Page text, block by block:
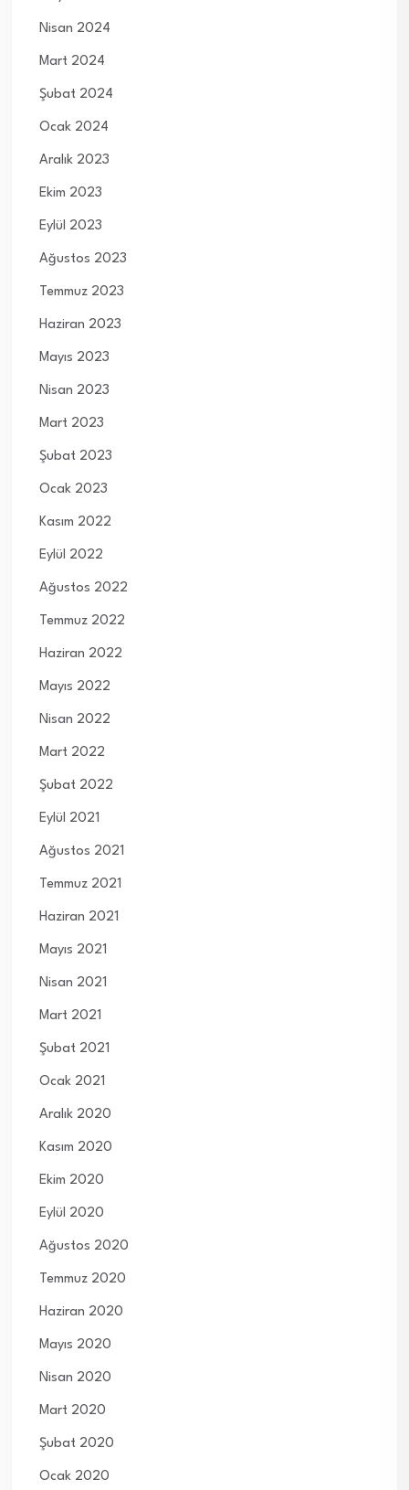
Nisan 2024
Mart 2024
Şubat 2024
Ocak 2024
Aralık 2023
Ekim 2023
Eylül 2023
Ağustos 2023
Temmuz 2023
Haziran 2023
Mayıs 2023
Nisan 2023
Mart 2023
Şubat 2023
Ocak 2023
Kasım 2022
Eylül 2022
Ağustos 2022
Temmuz 2022
Haziran 2022
Mayıs 2022
Nisan 2022
Mart 2022
Şubat 2022
Eylül 2021
Ağustos 2021
Temmuz 2021
Haziran 2021
Mayıs 2021
Nisan 2021
Mart 2021
Şubat 2021
Ocak 2021
Aralık 2020
Kasım 2020
Ekim 2020
Eylül 2020
Ağustos 2020
Temmuz 2020
Haziran 2020
Mayıs 2020
Nisan 2020
Mart 2020
Şubat 2020
Ocak 2020